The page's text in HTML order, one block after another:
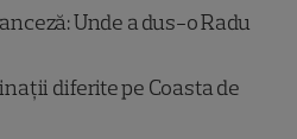
Unde a dus-o Radu
diferite pe Coasta de